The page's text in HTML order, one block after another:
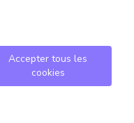
Accepter tous les
cookies